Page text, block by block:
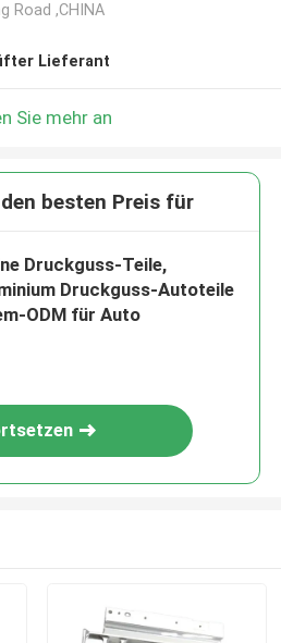
Road ,CHINA
Lieferant
Sie mehr an
besten Preis für
Druckguss-Teile,
Druckguss-Autoteile
ODM für Auto